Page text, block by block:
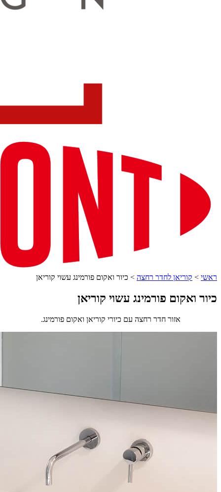
ראשי > קוריאן לחדר רחצה > כיור ואקום פורמינג עשוי קוריאן
כיור ואקום פורמינג עשוי קוריאן
אזור חדר רחצה עם כיורי קוריאן ואקום פורמינג.